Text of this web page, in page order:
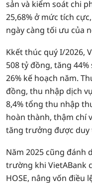
sản và kiểm soát chi
25,68% ở mức tích
ngày càng tối ưu của
Kkết thúc quý I/2026,
508 tỷ đồng, tăng
26% kế hoạch năm.
đồng, thu nhập dịch
8,4% tổng thu nhập
hoàn thành, thậm chí
tăng trưởng được duy
Năm 2025 cũng đánh
trường khi VietABank
HOSE, nâng vốn điều